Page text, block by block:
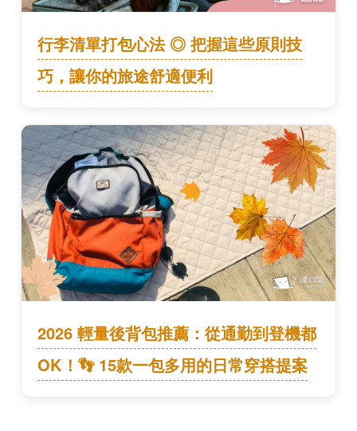
行李清單打包心法 ◎ 把握這些原則技
巧，讓你的旅途舒適便利
2026 輕量後背包推薦：從通勤到登機都
OK！👣 15款一包多用的日常穿搭提案